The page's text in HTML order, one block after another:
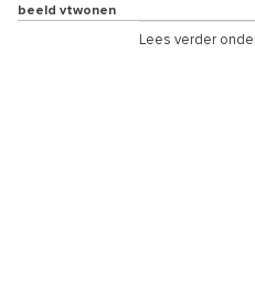
beeld vtwonen
Lees verder